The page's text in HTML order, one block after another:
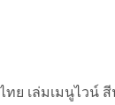
ย เล่มเมนูไวน์ สี